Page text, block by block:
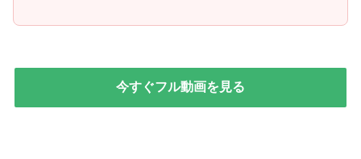
今すぐフル動画を見る